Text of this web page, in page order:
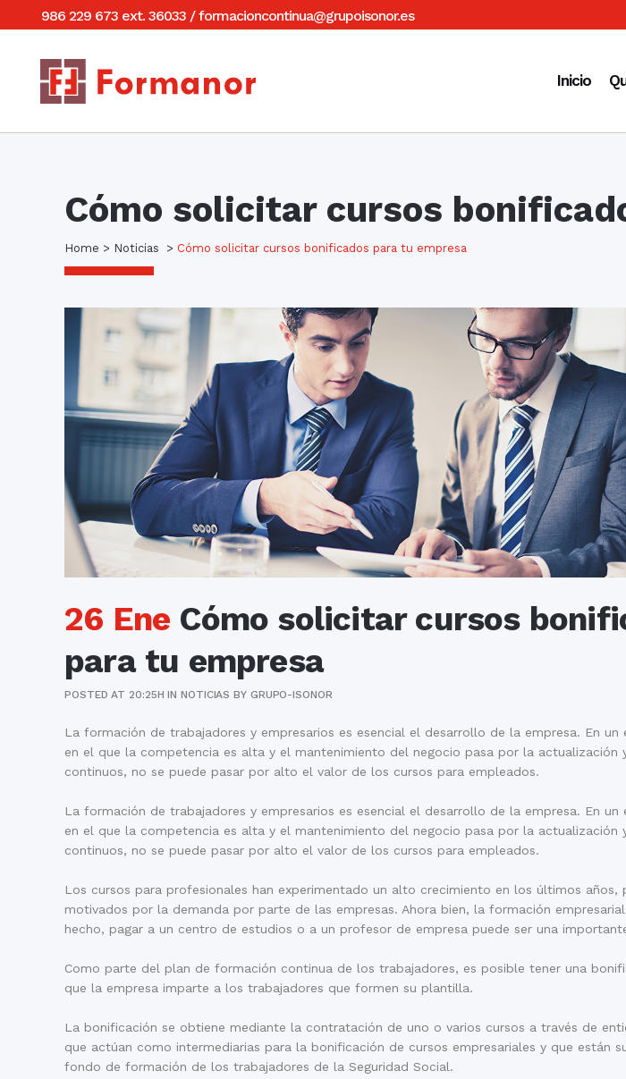
986 229 673 ext. 36033 /formacioncontinua@grupoisonor.es
Inicio
Cómo solicitar cursos
Home > Noticias > Cómo solicitar cursos bonificados para tu empresa
26 Ene Cómo solicitar cursos
para tu empresa
POSTED AT 20:25H INNOTICIAS BY GRUPO-ISONOR
La formación de trabajadores y empresarios es esencial el desarrollo de la empresa. En un
en el que la competencia es alta y el mantenimiento del negocio pasa por la actualización
continuos, no se puede pasar por alto el valor de los cursos para empleados.
La formación de trabajadores y empresarios es esencial el desarrollo de la empresa. En un
en el que la competencia es alta y el mantenimiento del negocio pasa por la actualización
continuos, no se puede pasar por alto el valor de los cursos para empleados.
Los cursos para profesionales han experimentado un alto crecimiento en los últimos años,
motivados por la demanda por parte de las empresas. Ahora bien, la formación
hecho, pagar a un centro de estudios o a un profesor de empresa puede ser una
Como parte del plan de formación continua de los trabajadores, es posible tener una
que la empresa imparte a los trabajadores que formen su plantilla.
La bonificación se obtiene mediante la contratación de uno o varios cursos a través de
que actúan como intermediarias para la bonificación de cursos empresariales y que están
fondo de formación de los trabajadores de la Seguridad Social.